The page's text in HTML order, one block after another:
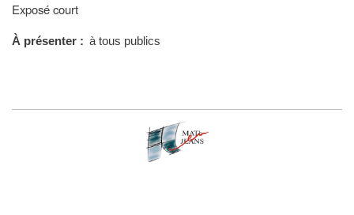
Type
présentation
Exposé court
À présenter à tous publics